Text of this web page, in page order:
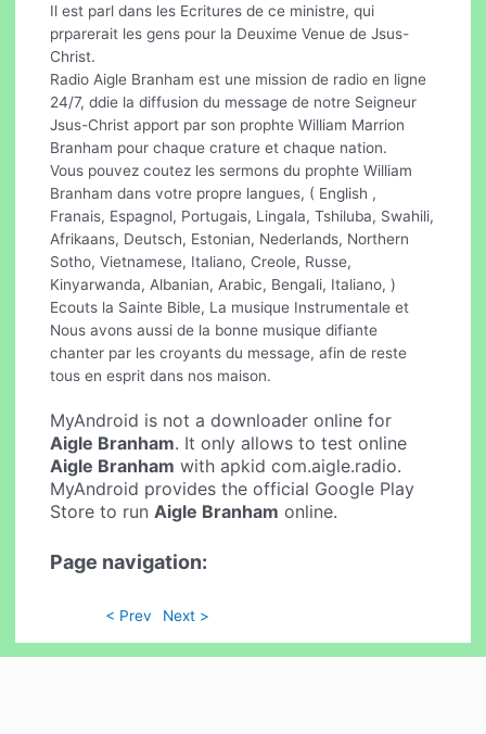
Il est parl dans les Ecritures de ce ministre, qui
prparerait les gens pour la Deuxime Venue de Jsus-
Christ.
Radio Aigle Branham est une mission de radio en ligne
24/7, ddie la diffusion du message de notre Seigneur
Jsus-Christ apport par son prophte William Marrion
Branham pour chaque crature et chaque nation.
Vous pouvez coutez les sermons du prophte William
Branham dans votre propre langues, ( English ,
Franais, Espagnol, Portugais, Lingala, Tshiluba, Swahili,
Afrikaans, Deutsch, Estonian, Nederlands, Northern
Sotho, Vietnamese, Italiano, Creole, Russe,
Kinyarwanda, Albanian, Arabic, Bengali, Italiano, )
Ecouts la Sainte Bible, La musique Instrumentale et
Nous avons aussi de la bonne musique difiante
chanter par les croyants du message, afin de reste
tous en esprit dans nos maison.
MyAndroid is not a downloader online for
Aigle Branham. It only allows to test online
Aigle Branham with apkid com.aigle.radio.
MyAndroid provides the official Google Play
Store to run Aigle Branham online.
Page navigation:
< Prev Next >